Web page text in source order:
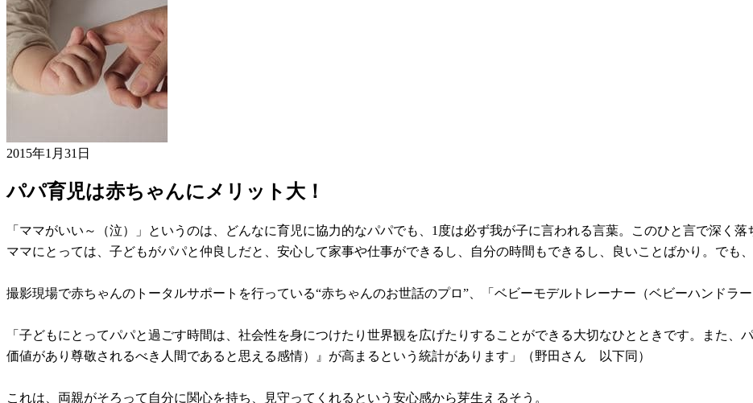
2015年1月31日
パパ育児は赤ちゃんにメリット大！
「ママがいい～（泣）」というのは、どんなに育児に協力的なパパでも、1度は必ず我が子に言われる言葉。このひと言で深く
ママにとっては、子どもがパパと仲良しだと、安心して家事や仕事ができるし、自分の時間もできるし、良いことばかり。でも
撮影現場で赤ちゃんのトータルサポートを行っている“赤ちゃんのお世話のプロ”、「ベビーモデルトレーナー（ベビーハンドラ
「子どもにとってパパと過ごす時間は、社会性を身につけたり世界観を広げたりすることができる大切なひとときです。また、
価値があり尊敬されるべき人間であると思える感情）』が高まるという統計があります」（野田さん 以下同）
これは、両親がそろって自分に関心を持ち、見守ってくれるという安心感から芽生えるそう。